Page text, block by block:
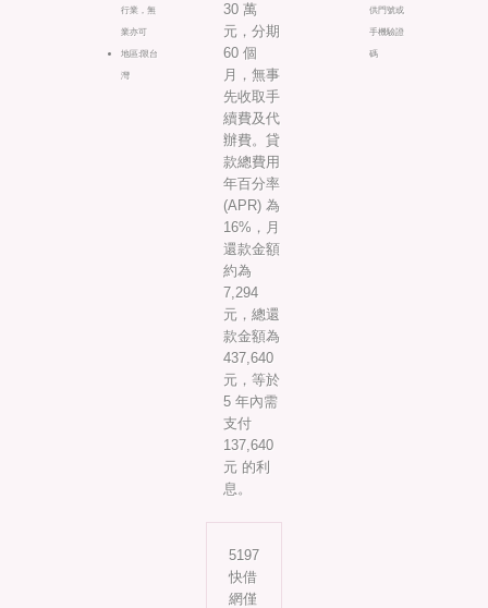
行業，無
業亦可
地區:限台
灣
30 萬
元，分期
60 個
月，無事
先收取手
續費及代
辦費。貸
款總費用
年百分率
(APR) 為
16%，月
還款金額
約為
7,294
元，總還
款金額為
437,640
元，等於
5 年內需
支付
137,640
元 的利
息。
供門號或
手機驗證
碼
5197
快借
網僅